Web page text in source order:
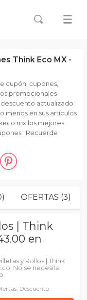
OFERTAS (3)
| Think
en
y Rollos | Think
No se necesita
Descuento
Think Eco MX -
cupón, cupones,
promocionales
actualizado
menos en sus artículos
los mejores
¡Recuerde